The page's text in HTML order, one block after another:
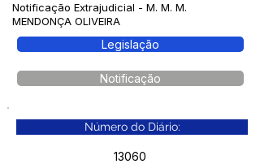
Notificação Extrajudicial - M. M. M.
MENDONÇA OLIVEIRA
Legislação
Notificação
Número do Diário:
13060